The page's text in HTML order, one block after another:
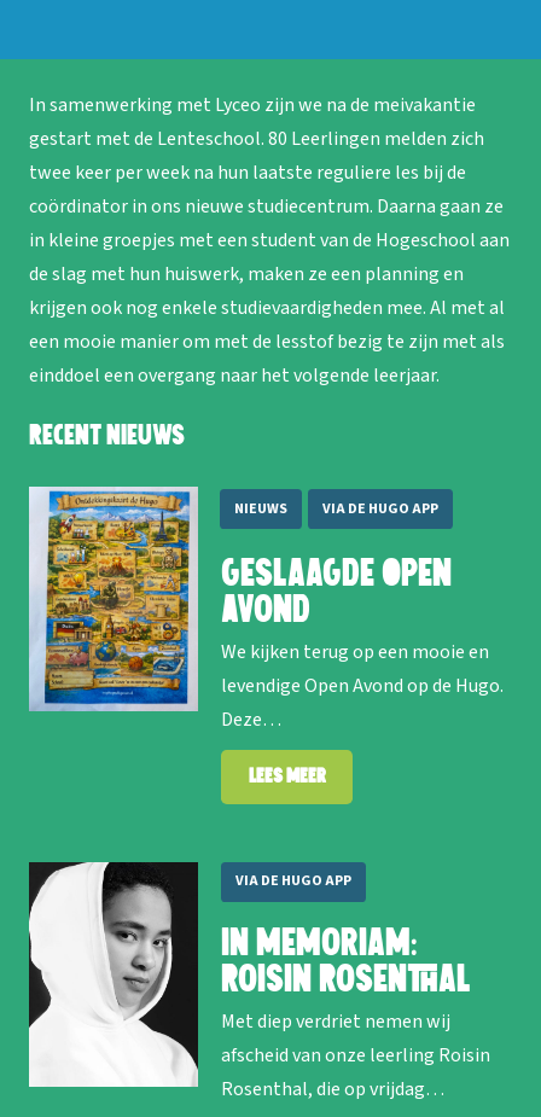
In samenwerking met Lyceo zijn we na de meivakantie
gestart met de Lenteschool. 80 Leerlingen melden zich
twee keer per week na hun laatste reguliere les bij de
coördinator in ons nieuwe studiecentrum. Daarna gaan ze
in kleine groepjes met een student van de Hogeschool aan
de slag met hun huiswerk, maken ze een planning en
krijgen ook nog enkele studievaardigheden mee. Al met al
een mooie manier om met de lesstof bezig te zijn met als
einddoel een overgang naar het volgende leerjaar.
Recent nieuws
NIEUWS VIA DE HUGO APP
Geslaagde Open
Avond
We kijken terug op een mooie en
levendige Open Avond op de Hugo.
Deze…
Lees meer
VIA DE HUGO APP
In memoriam:
Roisin Rosenthal
Met diep verdriet nemen wij
afscheid van onze leerling Roisin
Rosenthal, die op vrijdag…